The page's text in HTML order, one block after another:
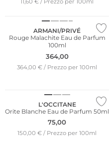
11,60 € / Prezzo per 100ml
ARMANI/PRIVÉ
Rouge Malachite Eau de Parfum
100ml
364,00
364,00 € / Prezzo per 100ml
L'OCCITANE
Orite Blanche Eau de Parfum 50ml
75,00
150,00 € / Prezzo per 100ml